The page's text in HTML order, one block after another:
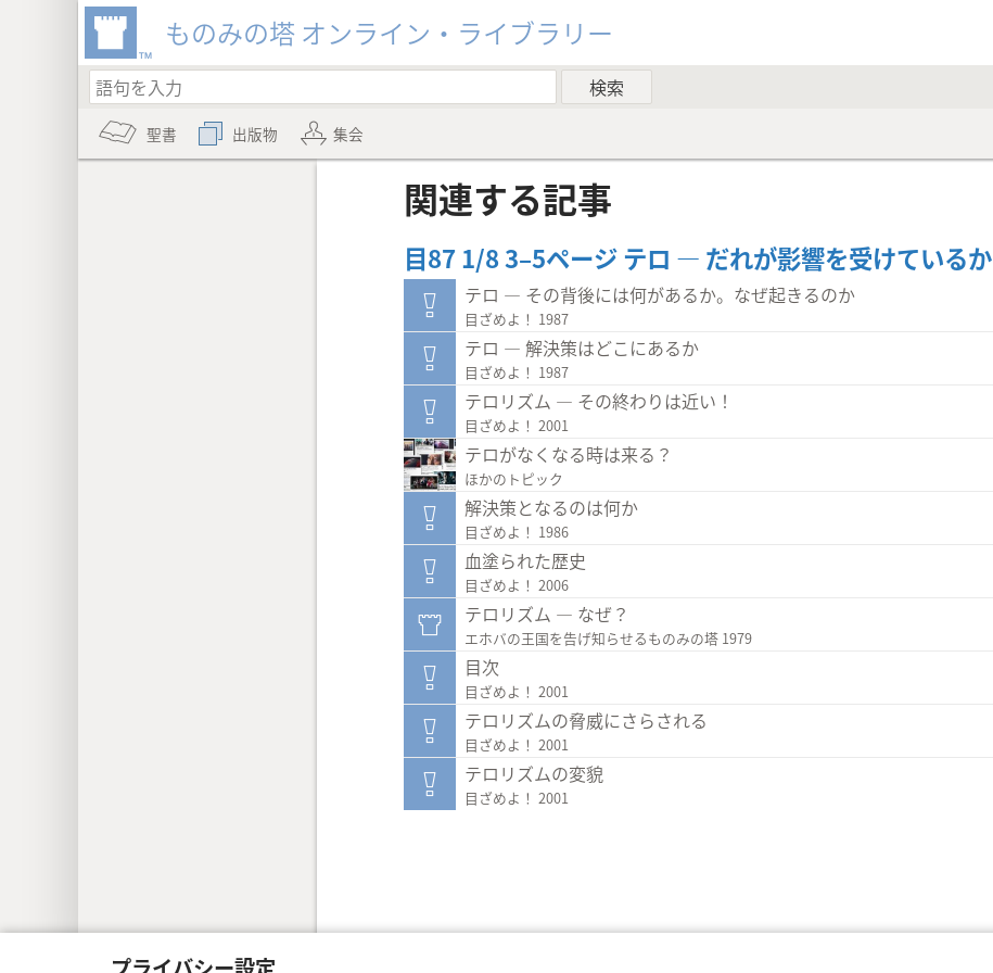
ものみの塔 オンライン・ライブラリー
聖書 出版物 集会
関連する記事
目87 1/8 3–5ページ テロ ― だれが影響を受けているか
テロ ― その背後には何があるか。なぜ起きるのか
目ざめよ！ 1987
テロ ― 解決策はどこにあるか
目ざめよ！ 1987
テロリズム ― その終わりは近い！
目ざめよ！ 2001
テロがなくなる時は来る？
ほかのトピック
解決策となるのは何か
目ざめよ！ 1986
血塗られた歴史
目ざめよ！ 2006
テロリズム ― なぜ？
エホバの王国を告げ知らせるものみの塔 1979
目次
目ざめよ！ 2001
テロリズムの脅威にさらされる
目ざめよ！ 2001
テロリズムの変貌
目ざめよ！ 2001
Copyright